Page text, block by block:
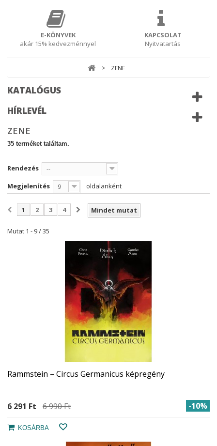
E-KÖNYVEK
akár 15% kedvezménnyel
KAPCSOLAT
Nyitvatartás
> ZENE
KATALÓGUS
HÍRLEVÉL
ZENE
35 terméket találtam.
Rendezés --
Megjelenítés 9 oldalanként
Mindet mutat
1 2 3 4
Mutat 1 - 9 / 35
Rammstein – Circus Germanicus képregény
6 291 Ft‎ 6 990 Ft‎ -10%
KOSÁRBA